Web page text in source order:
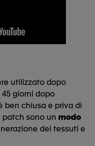
utilizzato dopo
giorni dopo
ben chiusa e priva di
patch sono un modo
dei tessuti e